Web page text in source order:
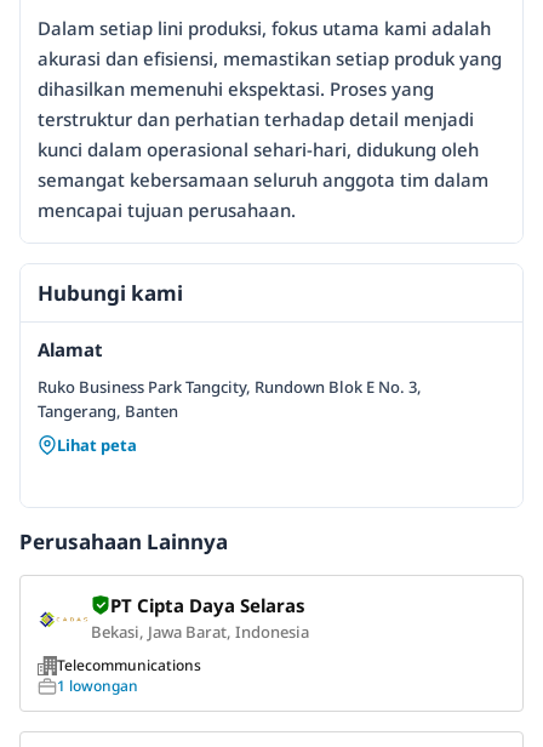
Dalam setiap lini produksi, fokus utama kami adalah
akurasi dan efisiensi, memastikan setiap produk yang
dihasilkan memenuhi ekspektasi. Proses yang
terstruktur dan perhatian terhadap detail menjadi
kunci dalam operasional sehari-hari, didukung oleh
semangat kebersamaan seluruh anggota tim dalam
mencapai tujuan perusahaan.
Hubungi kami
Alamat
Ruko Business Park Tangcity, Rundown Blok E No. 3,
Tangerang, Banten
Lihat peta
Perusahaan Lainnya
PT Cipta Daya Selaras
Bekasi, Jawa Barat, Indonesia
Telecommunications
1 lowongan